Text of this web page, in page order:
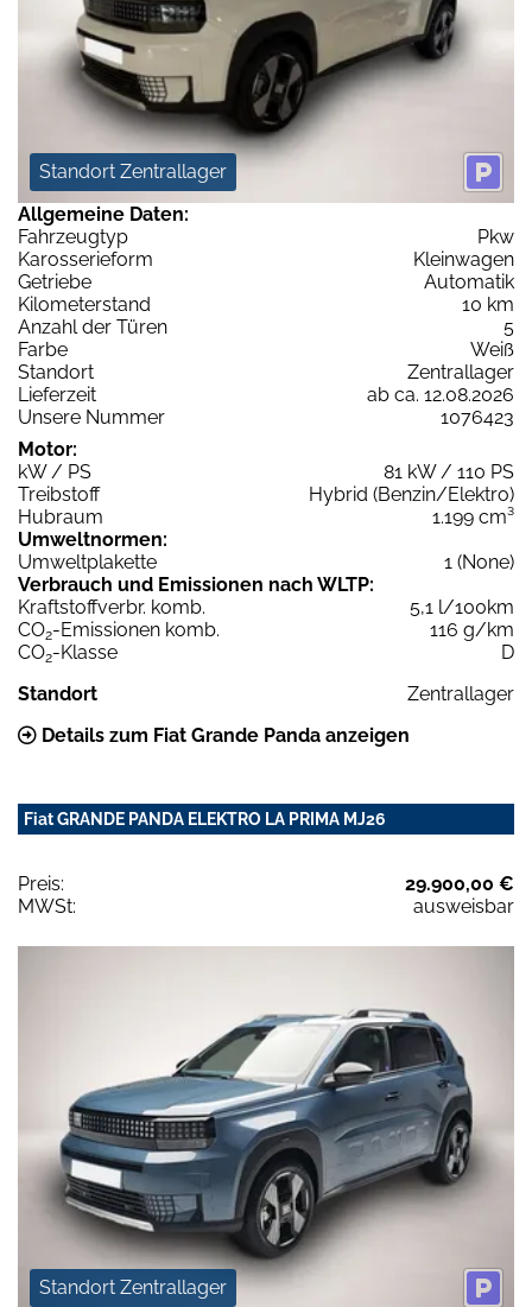
Standort Zentrallager
Allgemeine Daten:
Fahrzeugtyp
Pkw
Karosserieform
Kleinwagen
Getriebe
Automatik
Kilometerstand
10 km
Anzahl der Türen
5
Farbe
Weiß
Standort
Zentrallager
Lieferzeit
ab ca. 12.08.2026
Unsere Nummer
1076423
Motor:
kW / PS
81 kW / 110 PS
Treibstoff
Hybrid (Benzin/Elektro)
Hubraum
1.199 cm³
Umweltnormen:
Umweltplakette
1 (None)
Verbrauch und Emissionen nach WLTP:
Kraftstoffverbr. komb.
5,1 l/100km
CO2-Emissionen komb.
116 g/km
CO2-Klasse
D
Standort
Zentrallager
Details zum Fiat Grande Panda anzeigen
Fiat GRANDE PANDA ELEKTRO LA PRIMA MJ26
Preis:
29.900,00 €
MWSt:
ausweisbar
Standort Zentrallager